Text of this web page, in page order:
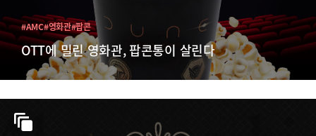
OTT에 밀린 영화관, 팝콘통이 살린다
#AMC#영화관#팝콘